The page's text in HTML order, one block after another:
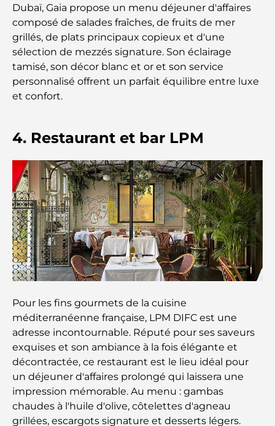
Les meilleures banques de Dubaï pour les
expatriés : un guide bancaire complet
Le pays le plus cher du monde : un classement
mondial des coûts
Les meilleurs restaurants de steak à Dubaï : un
A Brief Guide to Buying Property in Dubai (2025-
26)
Guide des salles de sport de Damac Hills : Les
meilleures options de remise en forme à Damac
Hills et aux alentours
Les meilleurs centres commerciaux de Dubaï pour
le shopping et les loisirs
dynamique de Dubaï
Cartes de crédit aux Émirats arabes unis : un guide
complet pour dépenser intelligemment
Hôpital du DIFC : des soins médicaux de classe
mondiale à Dubaï
Rarest Car in the World: Automotive Legends
Dubaï, Gaia propose un menu déjeuner d'affaires
composé de salades fraîches, de fruits de mer
grillés, de plats principaux copieux et d'une
sélection de mezzés signature. Son éclairage
tamisé, son décor blanc et or et son service
personnalisé offrent un parfait équilibre entre luxe
et confort.
4. Restaurant et bar LPM
Pour les fins gourmets de la cuisine
méditerranéenne française, LPM DIFC est une
adresse incontournable. Réputé pour ses saveurs
exquises et son ambiance à la fois élégante et
décontractée, ce restaurant est le lieu idéal pour
un déjeuner d'affaires prolongé qui laissera une
impression mémorable. Au menu : gambas
chaudes à l'huile d'olive, côtelettes d'agneau
grillées, escargots signature et desserts légers.